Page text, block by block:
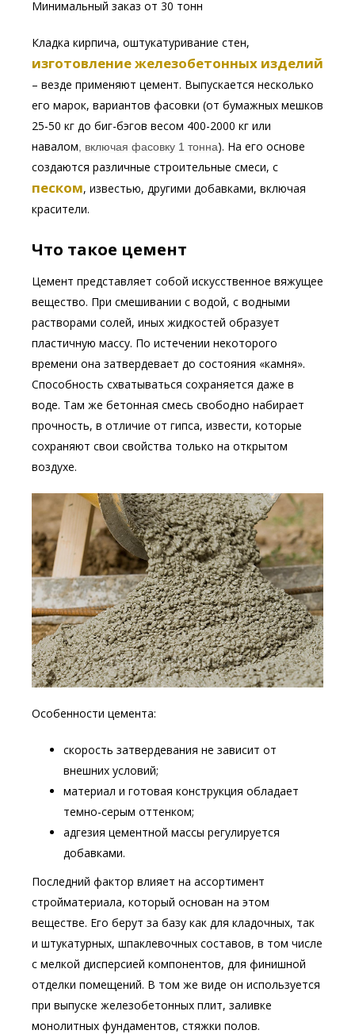
Минимальный заказ от 30 тонн
Кладка кирпича, оштукатуривание стен,
изготовление железобетонных изделий
– везде применяют цемент. Выпускается несколько
его марок, вариантов фасовки (от бумажных мешков
25-50 кг до биг-бэгов весом 400-2000 кг или
навалом , включая фасовку 1 тонна). На его основе
создаются различные строительные смеси, с
песком, известью, другими добавками, включая
красители.
Что такое цемент
Цемент представляет собой искусственное вяжущее
вещество. При смешивании с водой, с водными
растворами солей, иных жидкостей образует
пластичную массу. По истечении некоторого
времени она затвердевает до состояния «камня».
Способность схватываться сохраняется даже в
воде. Там же бетонная смесь свободно набирает
прочность, в отличие от гипса, извести, которые
сохраняют свои свойства только на открытом
воздухе.
Особенности цемента:
скорость затвердевания не зависит от
внешних условий;
материал и готовая конструкция обладает
темно-серым оттенком;
адгезия цементной массы регулируется
добавками.
Последний фактор влияет на ассортимент
стройматериала, который основан на этом
веществе. Его берут за базу как для кладочных, так
и штукатурных, шпаклевочных составов, в том числе
с мелкой дисперсией компонентов, для финишной
отделки помещений. В том же виде он используется
при выпуске железобетонных плит, заливке
монолитных фундаментов, стяжки полов.